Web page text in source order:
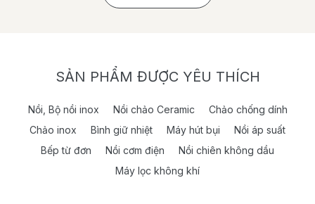
SẢN PHẨM ĐƯỢC YÊU THÍCH
Nồi, Bộ nồi inox Nồi chảo Ceramic
Chảo chống dính
Chảo inox
Bình giữ nhiệt Máy hút bụi
Nồi áp suất
Bếp từ đơn
Nồi cơm điện
Nồi chiên không dầu
Máy lọc không khí